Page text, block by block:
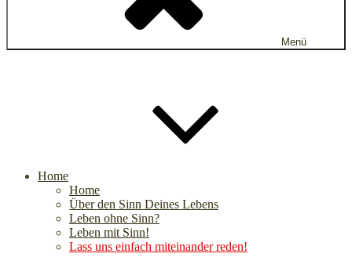
Menü
Home
Home
Über den Sinn Deines Lebens
Leben ohne Sinn?
Leben mit Sinn!
Lass uns einfach miteinander reden!